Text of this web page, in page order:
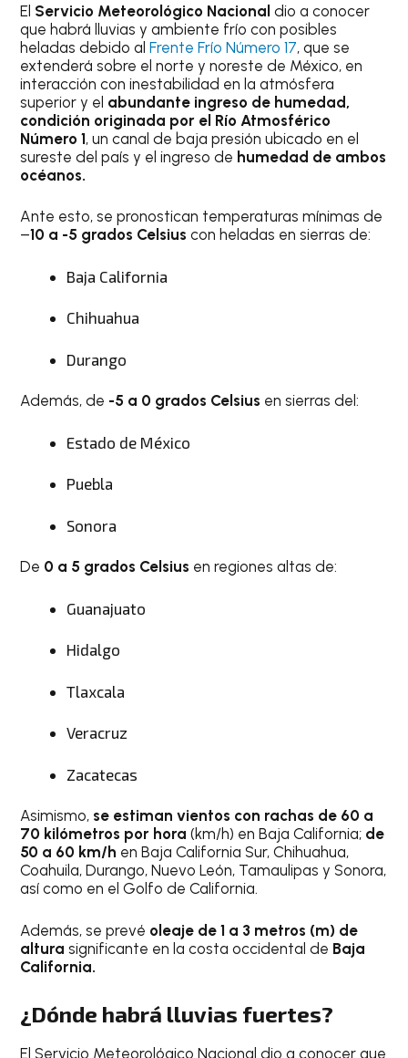
El Servicio Meteorológico Nacionaldio a conocer
que habrá lluvias y ambiente frío con posibles
heladas debido alFrente Frío Número 17, que se
extenderá sobre el norte y noreste de México, en
interacción con inestabilidad en la atmósfera
superior y el abundante ingreso de humedad,
condición originada por el Río Atmosférico
Número 1, un canal de baja presión ubicado en el
sureste del país y el ingreso de humedad de ambos
océanos.
Ante esto, se pronostican temperaturas mínimas de
–10 a -5 grados Celsiuscon heladas en sierras de:
Baja California
Chihuahua
Durango
Además, de -5 a 0 grados Celsius en sierras del:
Estado de México
Puebla
Sonora
De 0 a 5 grados Celsius en regiones altas de:
Guanajuato
Hidalgo
Tlaxcala
Veracruz
Zacatecas
Asimismo, se estiman vientos con rachas de 60 a
70 kilómetros por hora(km/h) en Baja California; de
50 a 60 km/h en Baja California Sur, Chihuahua,
Coahuila, Durango, Nuevo León, Tamaulipas y Sonora,
así como en el Golfo de California.
Además, se prevé oleaje de 1 a 3 metros (m) de
alturasignificante en la costa occidental de Baja
California.
¿Dónde habrá lluvias fuertes?
El Servicio Meteorológico Nacional dio a conocer que